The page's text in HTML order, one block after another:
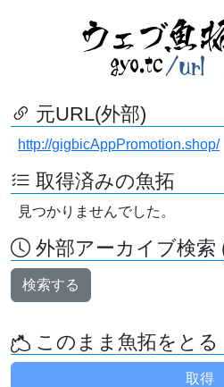
元URL(外部)
http://gigbicAppPromotion.shop/
取得済みの魚拓
見つかりませんでした。
外部アーカイブ検索
検索する
このまま魚拓をとる